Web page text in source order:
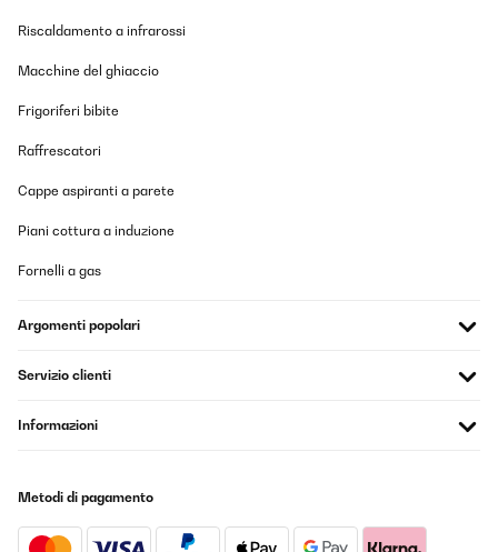
Riscaldamento a infrarossi
Macchine del ghiaccio
Frigoriferi bibite
Raffrescatori
Cappe aspiranti a parete
Piani cottura a induzione
Fornelli a gas
Argomenti popolari
Servizio clienti
Informazioni
Metodi di pagamento